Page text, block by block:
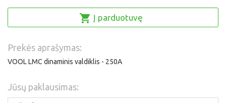
Į parduotuvę
Prekės aprašymas:
VOOL LMC dinaminis valdiklis - 250A
Jūsų paklausimas: